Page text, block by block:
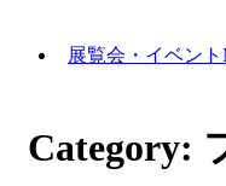
展覧会・イベン
Category: